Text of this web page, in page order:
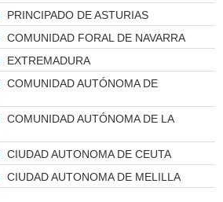
PRINCIPADO DE ASTURIAS
COMUNIDAD FORAL DE NAVARRA
EXTREMADURA
COMUNIDAD AUTÓNOMA DE
COMUNIDAD AUTÓNOMA DE LA
CIUDAD AUTONOMA DE CEUTA
CIUDAD AUTONOMA DE MELILLA